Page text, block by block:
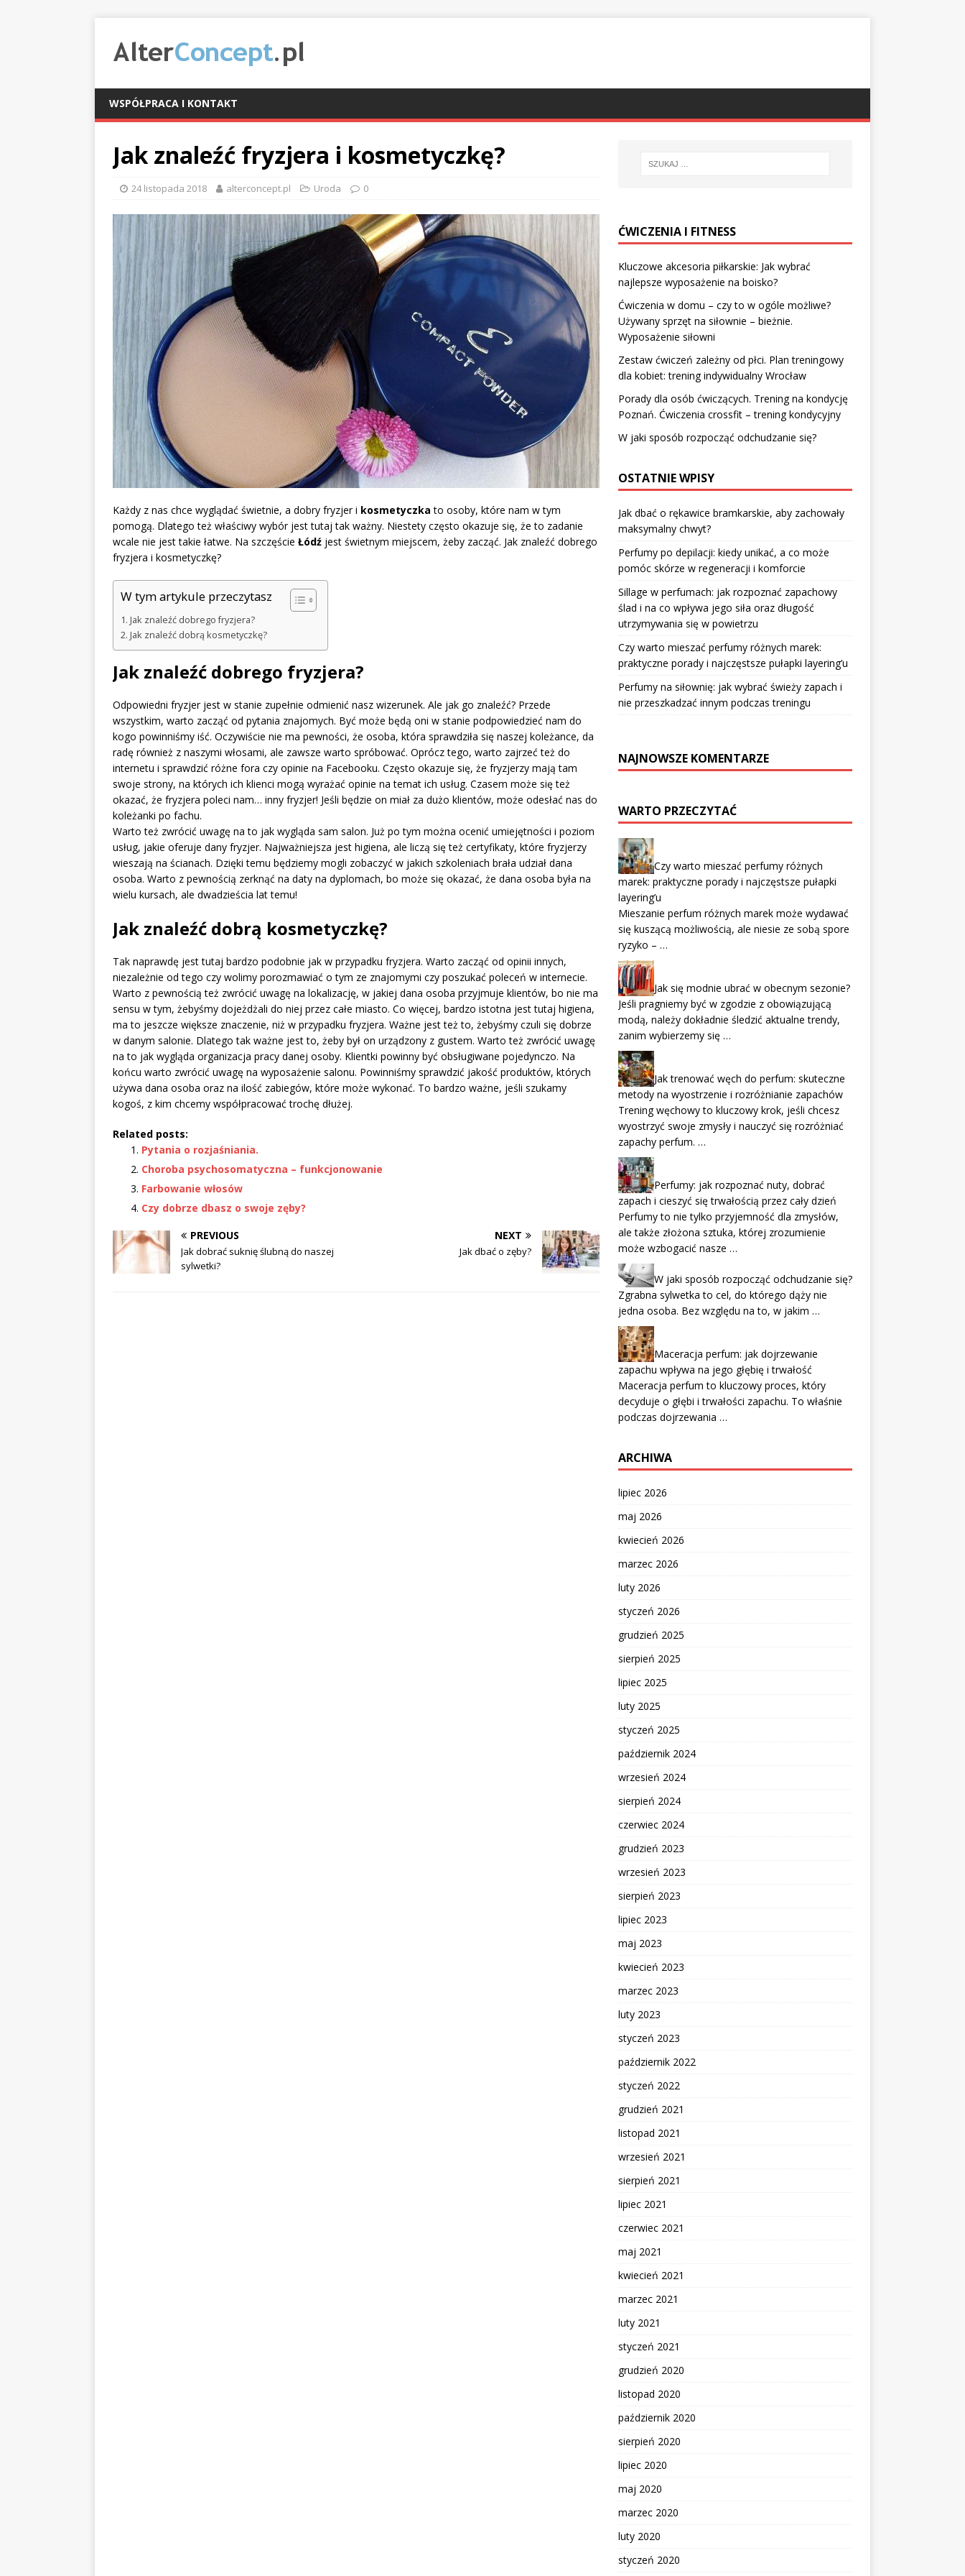
WSPÓŁPRACA I KONTAKT
Jak znaleźć fryzjera i kosmetyczkę?
24 listopada 2018 alterconcept.pl Uroda 0
Każdy z nas chce wyglądać świetnie, a dobry fryzjer i kosmetyczka to osoby, które nam w tym
pomogą. Dlatego też właściwy wybór jest tutaj tak ważny. Niestety często okazuje się, że to zadanie
wcale nie jest takie łatwe. Na szczęście Łódź jest świetnym miejscem, żeby zacząć. Jak znaleźć dobrego
fryzjera i kosmetyczkę?
W tym artykule przeczytasz
Jak znaleźć dobrego fryzjera?
Jak znaleźć dobrą kosmetyczkę?
Jak znaleźć dobrego fryzjera?
Odpowiedni fryzjer jest w stanie zupełnie odmienić nasz wizerunek. Ale jak go znaleźć? Przede
wszystkim, warto zacząć od pytania znajomych. Być może będą oni w stanie podpowiedzieć nam do
kogo powinniśmy iść. Oczywiście nie ma pewności, że osoba, która sprawdziła się naszej koleżance, da
radę również z naszymi włosami, ale zawsze warto spróbować. Oprócz tego, warto zajrzeć też do
internetu i sprawdzić różne fora czy opinie na Facebooku. Często okazuje się, że fryzjerzy mają tam
swoje strony, na których ich klienci mogą wyrażać opinie na temat ich usług. Czasem może się też
okazać, że fryzjera poleci nam… inny fryzjer! Jeśli będzie on miał za dużo klientów, może odesłać nas do
koleżanki po fachu.
Warto też zwrócić uwagę na to jak wygląda sam salon. Już po tym można ocenić umiejętności i poziom
usług, jakie oferuje dany fryzjer. Najważniejsza jest higiena, ale liczą się też certyfikaty, które fryzjerzy
wieszają na ścianach. Dzięki temu będziemy mogli zobaczyć w jakich szkoleniach brała udział dana
osoba. Warto z pewnością zerknąć na daty na dyplomach, bo może się okazać, że dana osoba była na
wielu kursach, ale dwadzieścia lat temu!
Jak znaleźć dobrą kosmetyczkę?
Tak naprawdę jest tutaj bardzo podobnie jak w przypadku fryzjera. Warto zacząć od opinii innych,
niezależnie od tego czy wolimy porozmawiać o tym ze znajomymi czy poszukać poleceń w internecie.
Warto z pewnością też zwrócić uwagę na lokalizację, w jakiej dana osoba przyjmuje klientów, bo nie ma
sensu w tym, żebyśmy dojeżdżali do niej przez całe miasto. Co więcej, bardzo istotna jest tutaj higiena,
ma to jeszcze większe znaczenie, niż w przypadku fryzjera. Ważne jest też to, żebyśmy czuli się dobrze
w danym salonie. Dlatego tak ważne jest to, żeby był on urządzony z gustem. Warto też zwrócić uwagę
na to jak wygląda organizacja pracy danej osoby. Klientki powinny być obsługiwane pojedynczo. Na
końcu warto zwrócić uwagę na wyposażenie salonu. Powinniśmy sprawdzić jakość produktów, których
używa dana osoba oraz na ilość zabiegów, które może wykonać. To bardzo ważne, jeśli szukamy
kogoś, z kim chcemy współpracować trochę dłużej.
Related posts:
Pytania o rozjaśniania.
Choroba psychosomatyczna – funkcjonowanie
Farbowanie włosów
Czy dobrze dbasz o swoje zęby?
PREVIOUS
Jak dobrać suknię ślubną do naszej
sylwetki?
NEXT
Jak dbać o zęby?
ĆWICZENIA I FITNESS
Kluczowe akcesoria piłkarskie: Jak wybrać
najlepsze wyposażenie na boisko?
Ćwiczenia w domu – czy to w ogóle możliwe?
Używany sprzęt na siłownie – bieżnie.
Wyposażenie siłowni
Zestaw ćwiczeń zależny od płci. Plan treningowy
dla kobiet: trening indywidualny Wrocław
Porady dla osób ćwiczących. Trening na kondycję
Poznań. Ćwiczenia crossfit – trening kondycyjny
W jaki sposób rozpocząć odchudzanie się?
OSTATNIE WPISY
Jak dbać o rękawice bramkarskie, aby zachowały
maksymalny chwyt?
Perfumy po depilacji: kiedy unikać, a co może
pomóc skórze w regeneracji i komforcie
Sillage w perfumach: jak rozpoznać zapachowy
ślad i na co wpływa jego siła oraz długość
utrzymywania się w powietrzu
Czy warto mieszać perfumy różnych marek:
praktyczne porady i najczęstsze pułapki layering’u
Perfumy na siłownię: jak wybrać świeży zapach i
nie przeszkadzać innym podczas treningu
NAJNOWSZE KOMENTARZE
WARTO PRZECZYTAĆ
Czy warto mieszać perfumy różnych
marek: praktyczne porady i najczęstsze pułapki
layering’u
Mieszanie perfum różnych marek może wydawać
się kuszącą możliwością, ale niesie ze sobą spore
ryzyko – …
Jak się modnie ubrać w obecnym sezonie?
Jeśli pragniemy być w zgodzie z obowiązującą
modą, należy dokładnie śledzić aktualne trendy,
zanim wybierzemy się …
Jak trenować węch do perfum: skuteczne
metody na wyostrzenie i rozróżnianie zapachów
Trening węchowy to kluczowy krok, jeśli chcesz
wyostrzyć swoje zmysły i nauczyć się rozróżniać
zapachy perfum. …
Perfumy: jak rozpoznać nuty, dobrać
zapach i cieszyć się trwałością przez cały dzień
Perfumy to nie tylko przyjemność dla zmysłów,
ale także złożona sztuka, której zrozumienie
może wzbogacić nasze …
W jaki sposób rozpocząć odchudzanie się?
Zgrabna sylwetka to cel, do którego dąży nie
jedna osoba. Bez względu na to, w jakim …
Maceracja perfum: jak dojrzewanie
zapachu wpływa na jego głębię i trwałość
Maceracja perfum to kluczowy proces, który
decyduje o głębi i trwałości zapachu. To właśnie
podczas dojrzewania …
ARCHIWA
lipiec 2026
maj 2026
kwiecień 2026
marzec 2026
luty 2026
styczeń 2026
grudzień 2025
sierpień 2025
lipiec 2025
luty 2025
styczeń 2025
październik 2024
wrzesień 2024
sierpień 2024
czerwiec 2024
grudzień 2023
wrzesień 2023
sierpień 2023
lipiec 2023
maj 2023
kwiecień 2023
marzec 2023
luty 2023
styczeń 2023
październik 2022
styczeń 2022
grudzień 2021
listopad 2021
wrzesień 2021
sierpień 2021
lipiec 2021
czerwiec 2021
maj 2021
kwiecień 2021
marzec 2021
luty 2021
styczeń 2021
grudzień 2020
listopad 2020
październik 2020
sierpień 2020
lipiec 2020
maj 2020
marzec 2020
luty 2020
styczeń 2020